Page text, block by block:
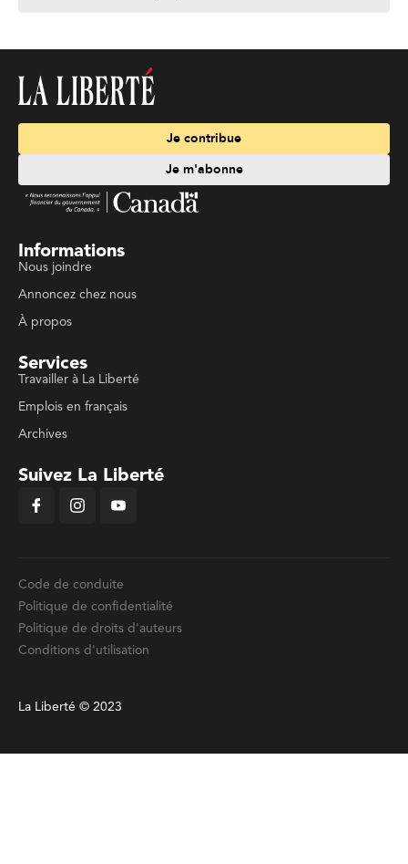
Je contribue
Je m'abonne
Informations
Nous joindre
Annoncez chez nous
À propos
Services
Travailler à La Liberté
Emplois en français
Archives
Suivez La Liberté
Code de conduite
Politique de confidentialité
Politique de droits d'auteurs
Conditions d'utilisation
La Liberté © 2023